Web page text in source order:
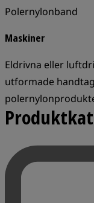
Polernylonband
Maskiner
Eldrivna eller
utformade